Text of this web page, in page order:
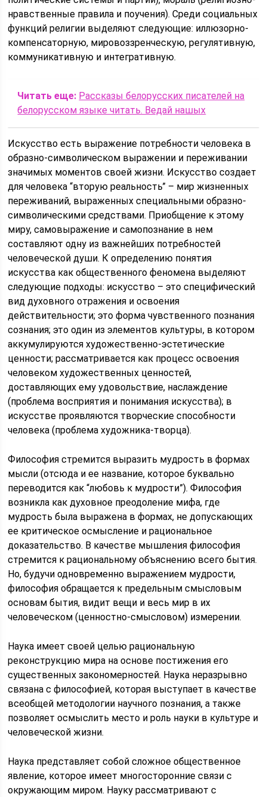
нравственные правила и поучения). Среди социальных
функций религии выделяют следующие: иллюзорно-
компенсаторную, мировоззренческую, регулятивную,
коммуникативную и интегративную.
Читать еще: Рассказы белорусских писателей на
белорусском языке читать. Ведай нашых
Искусство есть выражение потребности человека в
образно-символическом выражении и переживании
значимых моментов своей жизни. Искусство создает
для человека “вторую реальность” – мир жизненных
переживаний, выраженных специальными образно-
символическими средствами. Приобщение к этому
миру, самовыражение и самопознание в нем
составляют одну из важнейших потребностей
человеческой души. К определению понятия
искусства как общественного феномена выделяют
следующие подходы: искусство – это специфический
вид духовного отражения и освоения
действительности; это форма чувственного познания
сознания; это один из элементов культуры, в котором
аккумулируются художественно-эстетические
ценности; рассматривается как процесс освоения
человеком художественных ценностей,
доставляющих ему удовольствие, наслаждение
(проблема восприятия и понимания искусства); в
искусстве проявляются творческие способности
человека (проблема художника-творца).
Философия стремится выразить мудрость в формах
мысли (отсюда и ее название, которое буквально
переводится как “любовь к мудрости”). Философия
возникла как духовное преодоление мифа, где
мудрость была выражена в формах, не допускающих
ее критическое осмысление и рациональное
доказательство. В качестве мышления философия
стремится к рациональному объяснению всего бытия.
Но, будучи одновременно выражением мудрости,
философия обращается к предельным смысловым
основам бытия, видит вещи и весь мир в их
человеческом (ценностно-смысловом) измерении.
Наука имеет своей целью рациональную
реконструкцию мира на основе постижения его
существенных закономерностей. Наука неразрывно
связана с философией, которая выступает в качестве
всеобщей методологии научного познания, а также
позволяет осмыслить место и роль науки в культуре и
человеческой жизни.
Наука представляет собой сложное общественное
явление, которое имеет многосторонние связи с
окружающим миром. Науку рассматривают с